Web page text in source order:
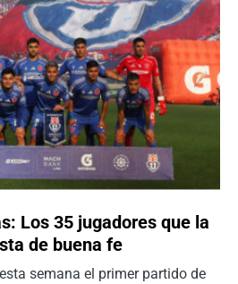
Los 35 jugadores que la
de buena fe
semana el primer partido de